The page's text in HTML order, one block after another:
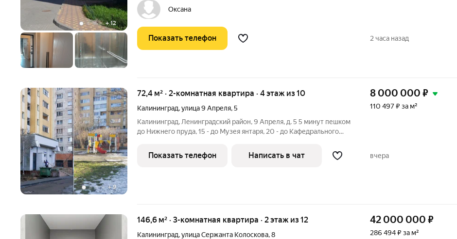
+12
детский сад, школа, магазины, стадион, жд вокзал, автобусная
остановка -
Оксана
Показать телефон 2 часа назад
+9
72,4 м² · 2-комнатная квартира · 4 этаж из 10
Калининград,улица 9 Апреля,5
Калининград, Ленинградский район, 9 Апреля, д. 5 5 минут пешком
до Нижнего пруда, 15 - до Музея янтаря, 20 - до Кафедрального
Северного вокзала... + электричка - и вы на море. Изолированные
8 000 000 ₽
110 497 ₽ за м²
Показать телефон Написать в чат вчера
146,6 м² · 3-комнатная квартира · 2 этаж из 12
Калининград,улица Сержанта Колоскова,8
42 000 000 ₽
286 494 ₽ за м²